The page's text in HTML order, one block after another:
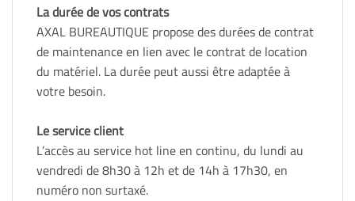
La durée de vos contrats
AXAL BUREAUTIQUE propose des durées de contrat
de maintenance en lien avec le contrat de location
du matériel. La durée peut aussi être adaptée à
votre besoin.
Le service client
L’accès au service hot line en continu, du lundi au
vendredi de 8h30 à 12h et de 14h à 17h30, en
numéro non surtaxé.